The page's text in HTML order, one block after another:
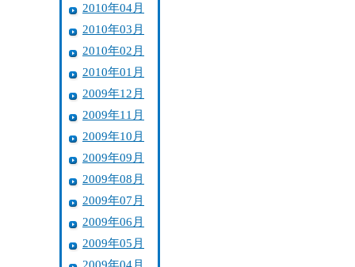
2010年04月
2010年03月
2010年02月
2010年01月
2009年12月
2009年11月
2009年10月
2009年09月
2009年08月
2009年07月
2009年06月
2009年05月
2009年04月